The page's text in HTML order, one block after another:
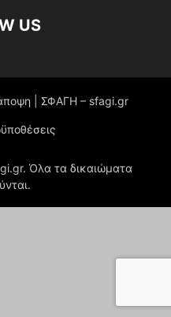
US
| ΣΦΑΓΗ – sfagi.gr
Όλα τα δικαιώματα